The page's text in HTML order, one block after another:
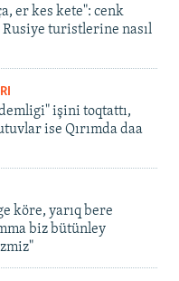
er kes kete": cenk
Rusiye turistlerine nasıl
işini toqtattı,
ise Qırımda daa
köre, yarıq bere
biz bütünley